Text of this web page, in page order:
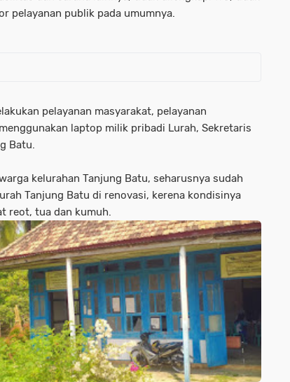
pelayanan publik pada umumnya.
pelayanan masyarakat, pelayanan
laptop milik pribadi Lurah, Sekretaris
Batu.
kelurahan Tanjung Batu, seharusnya sudah
Tanjung Batu di renovasi, kerena kondisinya
reot, tua dan kumuh.